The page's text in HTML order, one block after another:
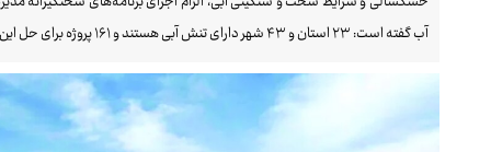
آب گفته است: ۲۳ استان و ۴۳ شهر دارای تنش آبی هستند و ۱۶۱ پروژه برای حل این موضوع تبیین شده است.